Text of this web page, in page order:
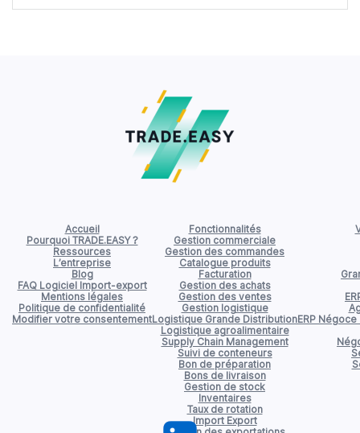
Accueil
Pourquoi TRADE.EASY ?
Ressources
L’entreprise
Blog
FAQ Logiciel Import-export
Mentions légales
Politique de confidentialité
Modifier votre consentement
Fonctionnalités
Gestion commerciale
Gestion des commandes
Catalogue produits
Facturation
Gestion des achats
Gestion des ventes
Gestion logistique
Logistique Grande Distribution
Logistique agroalimentaire
Supply Chain Management
Suivi de conteneurs
Bon de préparation
Bons de livraison
Gestion de stock
Inventaires
Taux de rotation
Import Export
ERP